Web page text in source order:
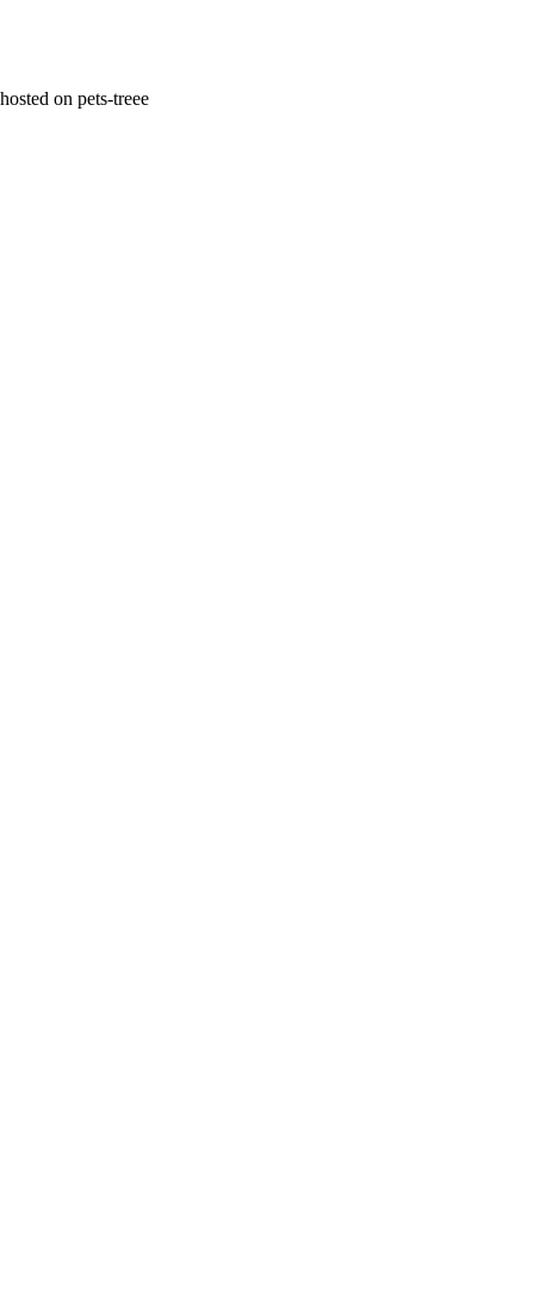
hosted on pets-treee